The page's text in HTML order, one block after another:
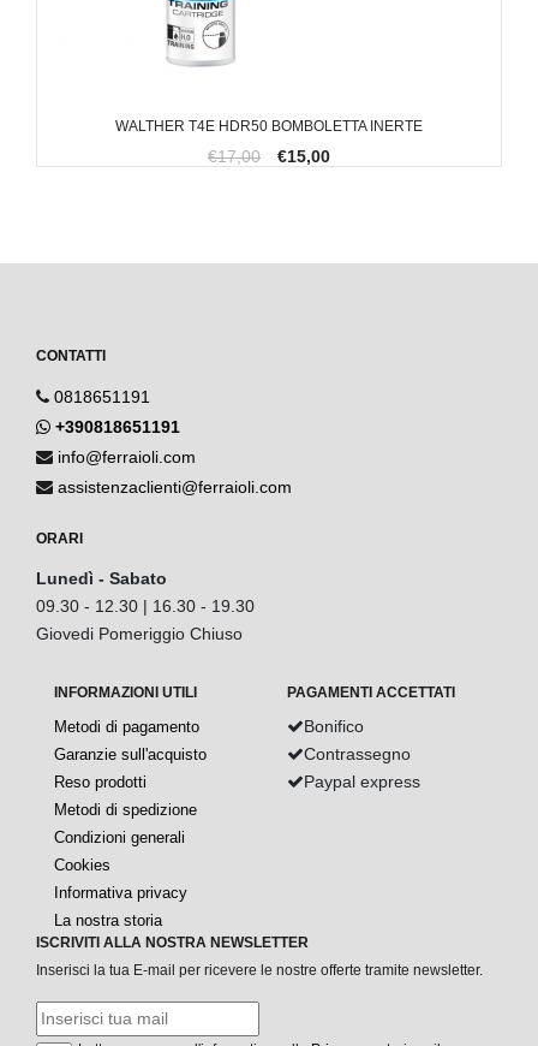
WALTHER T4E HDR50 BOMBOLETTA INERTE
€17,00 €15,00
CONTATTI
0818651191
+390818651191
info@ferraioli.com
assistenzaclienti@ferraioli.com
ORARI
Lunedì - Sabato
09.30 - 12.30 | 16.30 - 19.30
Giovedi Pomeriggio Chiuso
INFORMAZIONI UTILI
Metodi di pagamento
Garanzie sull'acquisto
Reso prodotti
Metodi di spedizione
Condizioni generali
Cookies
Informativa privacy
La nostra storia
PAGAMENTI ACCETTATI
Bonifico
Contrassegno
Paypal express
ISCRIVITI ALLA NOSTRA NEWSLETTER
Inserisci la tua E-mail per ricevere le nostre offerte tramite newsletter.